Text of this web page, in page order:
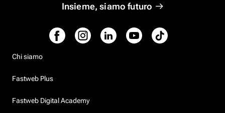
Insieme, siamo futuro
Chi siamo
Fastweb Plus
Fastweb Digital Academy